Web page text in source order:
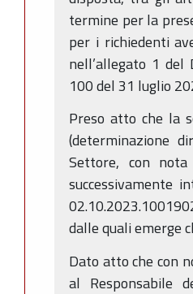
termine per la
per i richiedenti
nell’allegato 1 del
100 del 31 luglio
Preso atto che la
(determinazione
Settore, con nota
successivamente
dalle quali emerge
Dato atto che con
al Responsabile